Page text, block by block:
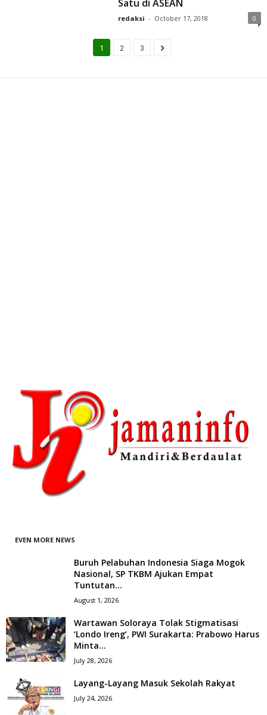
Satu di ASEAN
redaksi - October 17, 2018 0
1 2 3
EVEN MORE NEWS
Buruh Pelabuhan Indonesia Siaga Mogok
Nasional, SP TKBM Ajukan Empat
Tuntutan...
August 1, 2026
Wartawan Soloraya Tolak Stigmatisasi
‘Londo Ireng’, PWI Surakarta: Prabowo Harus
Minta...
July 28, 2026
Layang-Layang Masuk Sekolah Rakyat
July 24, 2026